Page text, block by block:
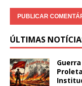
ÚLTIMAS